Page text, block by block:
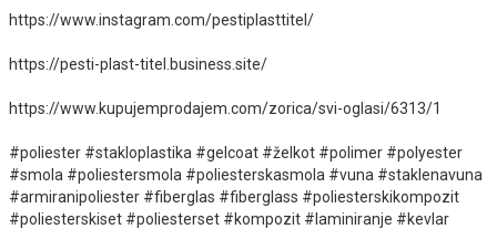
https://www.instagram.com/pestiplasttitel/
https://pesti-plast-titel.business.site/
https://www.kupujemprodajem.com/zorica/svi-oglasi/6313/1
#poliester #stakloplastika #gelcoat #želkot #polimer #polyester
#smola #poliestersmola #poliesterskasmola #vuna #staklenavuna
#armiranipoliester #fiberglas #fiberglass #poliesterskikompozit
#poliesterskiset #poliesterset #kompozit #laminiranje #kevlar